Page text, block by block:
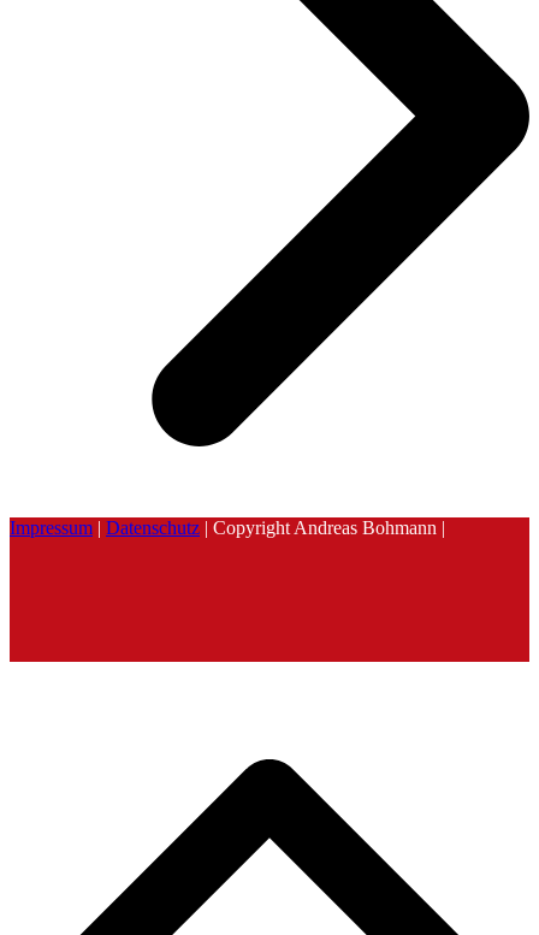
Impressum | Datenschutz | Copyright Andreas Bohmann |